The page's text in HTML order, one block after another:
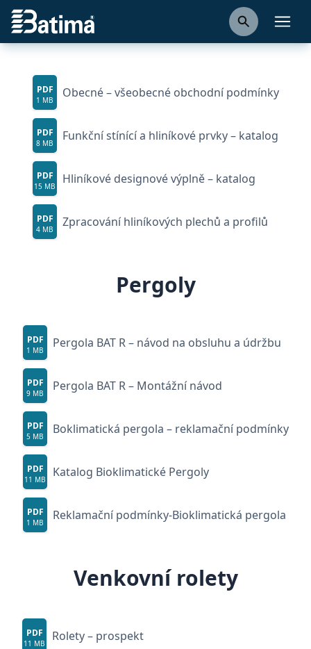
Batima
Ke stažení
PDF
1 MB Obecné – všeobecné obchodní podmínky
PDF
8 MB Funkční stínící a hliníkové prvky – katalog
PDF
15 MB Hliníkové designové výplně – katalog
PDF
4 MB Zpracování hliníkových plechů a profilů
Pergoly
PDF
1 MB Pergola BAT R – návod na obsluhu a údržbu
PDF
9 MB Pergola BAT R – Montážní návod
PDF
5 MB Boklimatická pergola – reklamační podmínky
PDF
11 MB Katalog Bioklimatické Pergoly
PDF
1 MB Reklamační podmínky-Bioklimatická pergola
Venkovní rolety
PDF
11 MB Rolety – prospekt